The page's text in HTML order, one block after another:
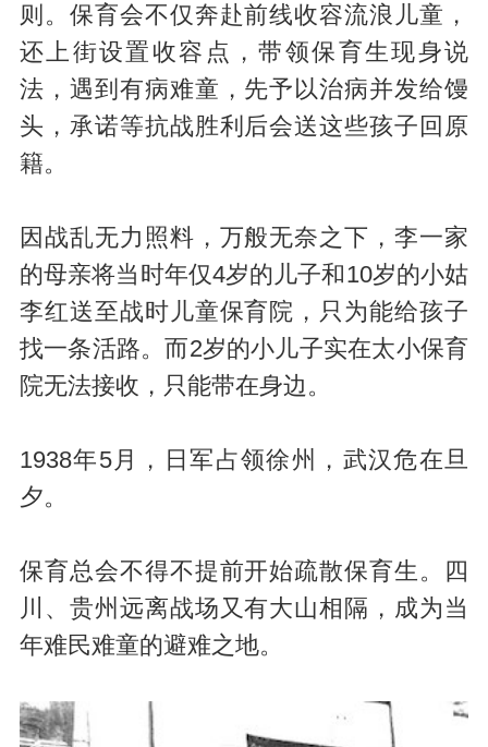
则。保育会不仅奔赴前线收容流浪儿童，
还上街设置收容点，带领保育生现身说
法，遇到有病难童，先予以治病并发给馒
头，承诺等抗战胜利后会送这些孩子回原
籍。
因战乱无力照料，万般无奈之下，李一家
的母亲将当时年仅4岁的儿子和10岁的小姑
李红送至战时儿童保育院，只为能给孩子
找一条活路。而2岁的小儿子实在太小保育
院无法接收，只能带在身边。
1938年5月，日军占领徐州，武汉危在旦
夕。
保育总会不得不提前开始疏散保育生。四
川、贵州远离战场又有大山相隔，成为当
年难民难童的避难之地。